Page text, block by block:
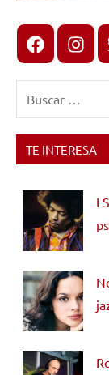
Facebook
TE INTERESA